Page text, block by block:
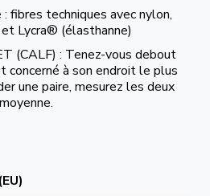
fibres techniques avec nylon,
Lycra® (élasthanne)
(CALF) : Tenez-vous debout
à son endroit le plus
une paire, mesurez les deux